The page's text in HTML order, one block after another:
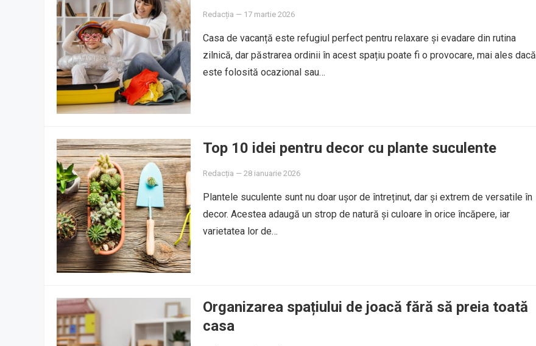
Redacția — 17 martie 2026
Casa de vacanță este refugiul perfect pentru relaxare și evadare din rutina
zilnică, dar păstrarea ordinii în acest spațiu poate fi o provocare, mai ales dacă
este folosită ocazional sau…
Top 10 idei pentru decor cu plante suculente
Redacția — 28 ianuarie 2026
Plantele suculente sunt nu doar ușor de întreținut, dar și extrem de versatile în
decor. Acestea adaugă un strop de natură și culoare în orice încăpere, iar
varietatea lor de…
Organizarea spațiului de joacă fără să preia toată
casa